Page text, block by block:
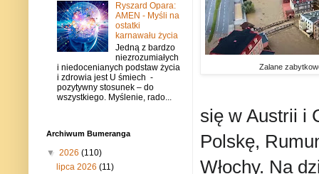
Zalane
się w Austrii i
Polskę,
Włochy. Na
Ryszard Opara:
AMEN - Myśli na
ostatki
karnawału życia
Jedną z bardzo
niezrozumiałych
i niedocenianych podstaw życia
i zdrowia jest U śmiech -
pozytywny stosunek – do
wszystkiego. Myślenie, rado...
Archiwum Bumeranga
▼ 2026 (110)
lipca 2026(11)